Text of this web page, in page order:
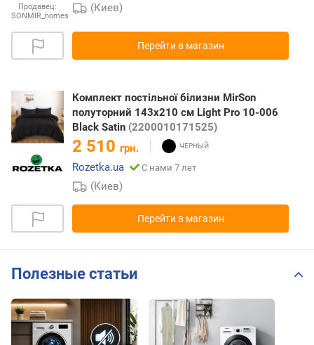
Продавец:
SONMIR_homes
(Киев)
Перейти в магазин
Комплект постільної білизни MirSon
полуторний 143x210 см Light Pro 10-006
Black Satin (2200010171525)
2 510 грн.
Rozetka.ua
С нами 7 лет
(Киев)
Перейти в магазин
Полезные статьи